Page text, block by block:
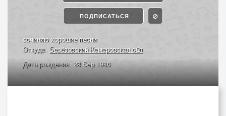
ПОДПИСАТЬСЯ
сочиняю хорошие песни
Откуда Берёзовский Кемеровская обл
Дата рождения 28 Sep 1986